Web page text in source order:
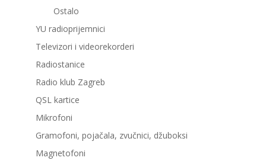
Ostalo
YU radioprijemnici
Televizori i videorekorderi
Radiostanice
Radio klub Zagreb
QSL kartice
Mikrofoni
Gramofoni, pojačala, zvučnici, džuboksi
Magnetofoni